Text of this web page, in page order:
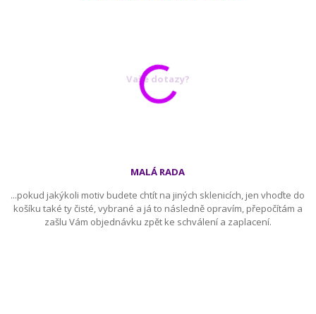
Vaše dotazy?
MALÁ RADA
...pokud jakýkoli motiv budete chtít na jiných sklenicích, jen vhoďte do
košíku také ty čisté, vybrané a já to následně opravím, přepočítám a
zašlu Vám objednávku zpět ke schválení a zaplacení.